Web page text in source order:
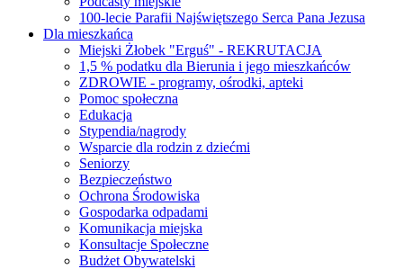
100-lecie Parafii Najświętszego Serca Pana Jezusa
Dla mieszkańca
Miejski Żłobek "Erguś" - REKRUTACJA
1,5 % podatku dla Bierunia i jego mieszkańców
ZDROWIE - programy, ośrodki, apteki
Pomoc społeczna
Edukacja
Stypendia/nagrody
Wsparcie dla rodzin z dziećmi
Seniorzy
Bezpieczeństwo
Ochrona Środowiska
Gospodarka odpadami
Komunikacja miejska
Konsultacje Społeczne
Budżet Obywatelski